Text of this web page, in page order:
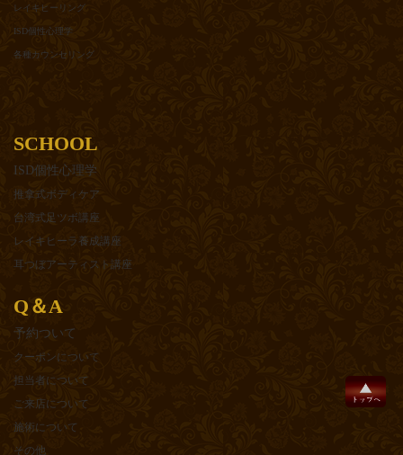
レイキヒーリング
ISD個性心理学
各種カウンセリング
SCHOOL
ISD個性心理学
推拿式ボディケア
台湾式足ツボ講座
レイキヒーラ養成講座
耳つぼアーティスト講座
Q＆A
予約ついて
クーポンについて
担当者について
ご来店について
施術について
その他